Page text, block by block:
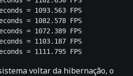
= 1093.563 FPS
= 1082.578 FPS
= 1072.389 FPS
= 1103.187 FPS
voltar da hibernação, o